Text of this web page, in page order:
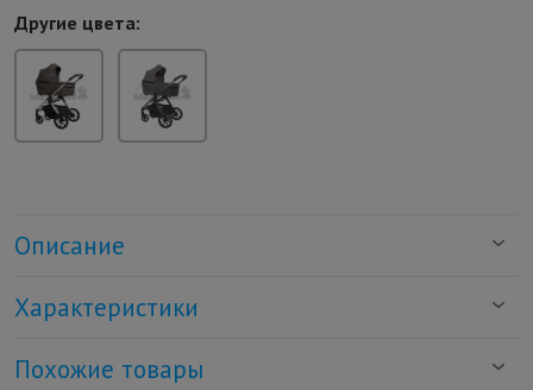
Другие цвета:
Описание
Характеристики
Похожие товары